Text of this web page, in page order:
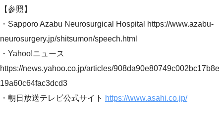
【参照】
・Sapporo Azabu Neurosurgical Hospital https://www.azabu-
neurosurgery.jp/shitsumon/speech.html
・Yahoo!ニュース
https://news.yahoo.co.jp/articles/908da90e80749c002bc17b8e
19a60c64fac3dcd3
・朝日放送テレビ公式サイト https://www.asahi.co.jp/